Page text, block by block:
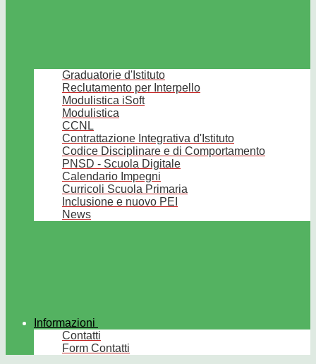
Graduatorie d'Istituto
Reclutamento per Interpello
Modulistica iSoft
Modulistica
CCNL
Contrattazione Integrativa d'Istituto
Codice Disciplinare e di Comportamento
PNSD - Scuola Digitale
Calendario Impegni
Curricoli Scuola Primaria
Inclusione e nuovo PEI
News
Informazioni
Contatti
Form Contatti